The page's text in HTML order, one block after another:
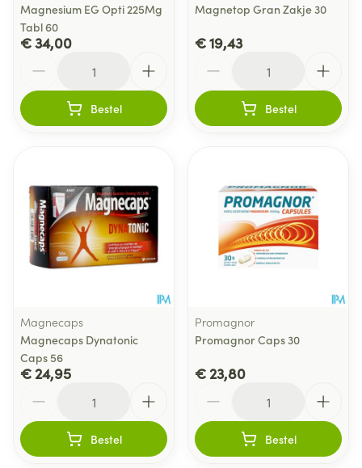
Magnesium EG Opti 225Mg
Tabl 60
€ 34,00
Bestel
Magnetop Gran Zakje 30
€ 19,43
Bestel
Magnecaps
Magnecaps Dynatonic
Caps 56
€ 24,95
Bestel
Promagnor
Promagnor Caps 30
€ 23,80
Bestel